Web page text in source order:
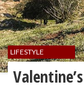
LIFESTYLE